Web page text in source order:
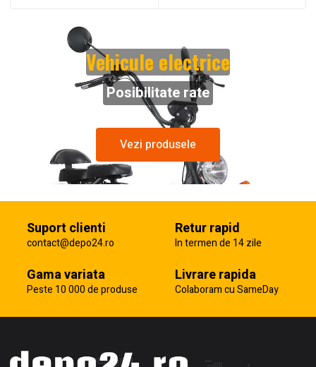
Vehicule electrice
Posibilitate rate
Vezi produsele
Suport clienti
contact@depo24.ro
Retur rapid
In termen de 14 zile
Gama variata
Peste 10 000 de produse
Livrare rapida
Colaboram cu SameDay